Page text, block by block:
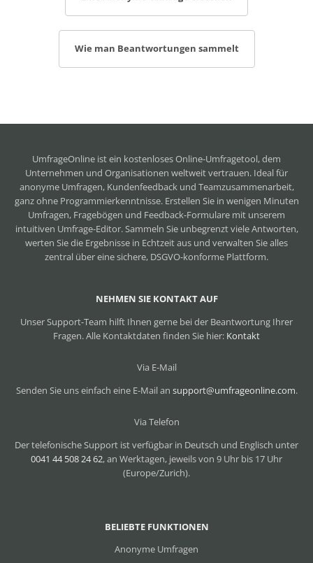
Wie man Beantwortungen sammelt
UmfrageOnline ist ein kostenloses Online-Umfragetool, dem
Unternehmen und Organisationen weltweit vertrauen. Ideal für
anonyme Umfragen, Kundenfeedback und Teamzusammenarbeit,
ganz ohne Programmierkenntnisse. Erstellen Sie in wenigen Minuten
Umfragen, Fragebögen und Feedback-Formulare mit unserem
intuitiven Umfrage-Editor. Sammeln Sie unbegrenzt viele Antworten,
werten Sie die Ergebnisse in Echtzeit aus und verwalten Sie alles
zentral über eine sichere, DSGVO-konforme Plattform.
BELIEBTE FUNKTIONEN
Anonyme Umfragen
NEHMEN SIE KONTAKT AUF
Unser Support-Team hilft Ihnen gerne bei der Beantwortung Ihrer
Fragen. Alle Kontaktdaten finden Sie hier: Kontakt
Via E-Mail
Senden Sie uns einfach eine E-Mail an support@umfrageonline.com.
Via Telefon
Der telefonische Support ist verfügbar in Deutsch und Englisch unter
0041 44 508 24 62, an Werktagen, jeweils von 9 Uhr bis 17 Uhr
(Europe/Zurich).